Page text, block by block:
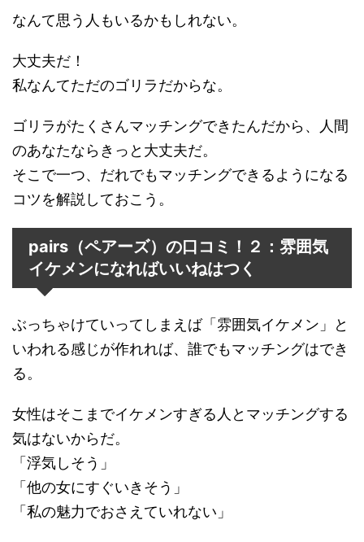
なんて思う人もいるかもしれない。
大丈夫だ！
私なんてただのゴリラだからな。
ゴリラがたくさんマッチングできたんだから、人間
のあなたならきっと大丈夫だ。
そこで一つ、だれでもマッチングできるようになる
コツを解説しておこう。
pairs（ペアーズ）の口コミ！２：雰囲気
イケメンになればいいねはつく
ぶっちゃけていってしまえば「雰囲気イケメン」と
いわれる感じが作れれば、誰でもマッチングはでき
る。
女性はそこまでイケメンすぎる人とマッチングする
気はないからだ。
「浮気しそう」
「他の女にすぐいきそう」
「私の魅力でおさえていれない」